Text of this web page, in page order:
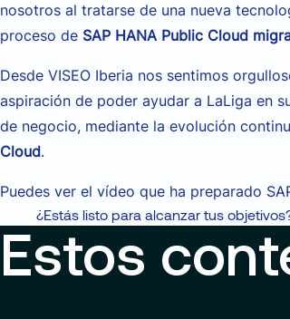
nosotros al tratarse de una nueva
proceso de SAP HANA Public Cloud
Desde VISEO Iberia nos sentimos
aspiración de poder ayudar a LaLiga en
de negocio, mediante la evolución
Cloud.
Puedes ver el vídeo que ha preparado
¿Estás listo para alcanzar tus
Estos